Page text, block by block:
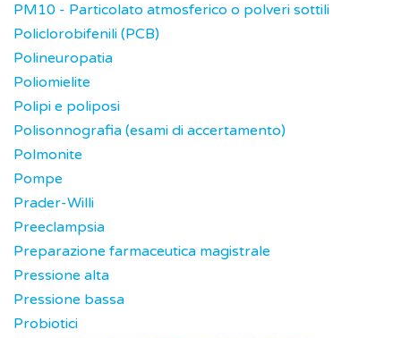
PM10 - Particolato atmosferico o polveri sottili
Policlorobifenili (PCB)
Polineuropatia
Poliomielite
Polipi e poliposi
Polisonnografia (esami di accertamento)
Polmonite
Pompe
Prader-Willi
Preeclampsia
Preparazione farmaceutica magistrale
Pressione alta
Pressione bassa
Probiotici